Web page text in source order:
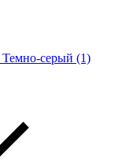
Темно-серый (1)